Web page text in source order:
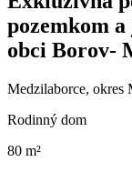
pozemkom
obci Borov-
Medzilaborce, okres
Rodinný dom
80 m²